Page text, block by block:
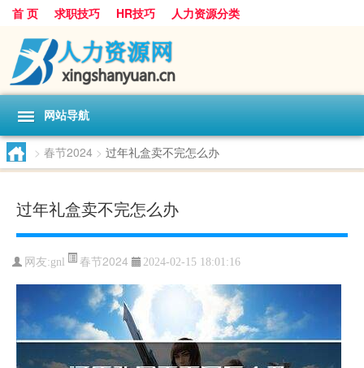
首 页 求职技巧 HR技巧 人力资源分类
网站导航
> 春节2024 > 过年礼盒卖不完怎么办
过年礼盒卖不完怎么办
网友:gnl 春节2024 2024-02-15 18:01:16